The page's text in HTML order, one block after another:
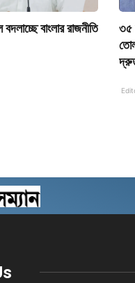
বাংলার রাজনীতি
৩৫